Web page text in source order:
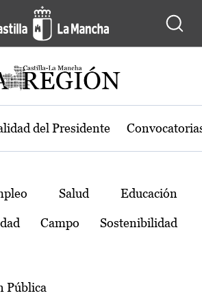
región de Castilla-La
del Presidente
Salud Educación
Campo Sostenibilidad
Pública